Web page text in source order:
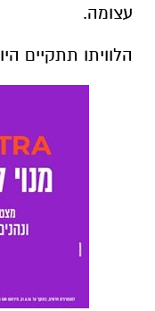
עצומה.
הלוויתו תתקיים היום